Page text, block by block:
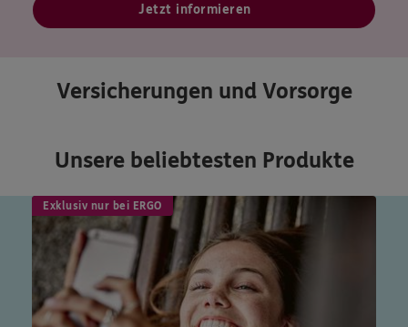
Jetzt informieren
Versicherungen und Vorsorge
Unsere beliebtesten Produkte
Exklusiv nur bei ERGO